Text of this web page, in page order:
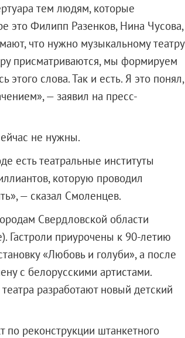
тем людям, которые
это Филипп Разенков, Нина Чусова,
что нужно музыкальному театру
присматриваются, мы формируем
слова. Так и есть. Я это понял,
— заявил на пресс-
не нужны.
есть театральные институты
которую проводил
— сказал Смоленцев.
Свердловской области
Гастроли приурочены к 90-летию
«Любовь и голуби», а после
с белорусскими артистами.
разработают новый детский
по реконструкции штанкетного